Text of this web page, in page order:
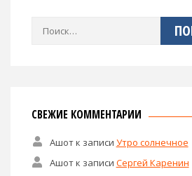
Найти:
СВЕЖИЕ КОММЕНТАРИИ
Ашотк записи Утро солнечное
Ашотк записи Сергей Каренин